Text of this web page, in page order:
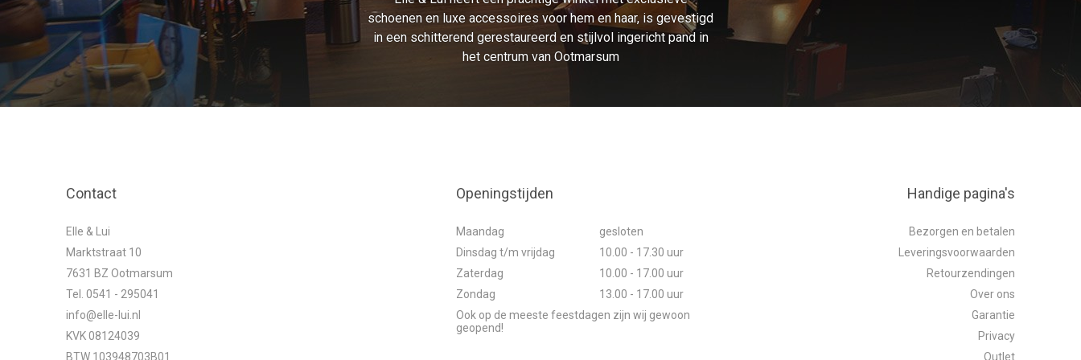
schoenen en luxe accessoires voor hem en haar, is gevestigd
in een schitterend gerestaureerd en stijlvol ingericht pand in
het centrum van Ootmarsum
Contact
Elle & Lui
Marktstraat 10
7631 BZ Ootmarsum
Tel. 0541 - 295041
info@elle-lui.nl
KVK 08124039
BTW 103948703B01
Openingstijden
Maandag
gesloten
Dinsdag t/m vrijdag
10.00 - 17.30 uur
Zaterdag
10.00 - 17.00 uur
Zondag
13.00 - 17.00 uur
Ook op de meeste feestdagen zijn wij gewoon
geopend!
Handige pagina's
Bezorgen en betalen
Leveringsvoorwaarden
Retourzendingen
Over ons
Garantie
Privacy
Outlet